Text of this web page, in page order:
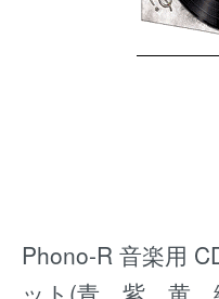
Phono-R 音楽用
ット(青、紫、黄